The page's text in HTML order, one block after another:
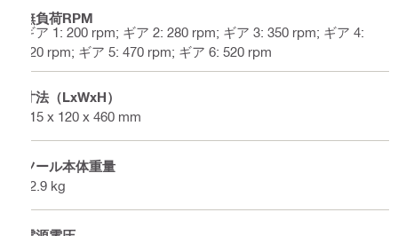
無負荷RPM
ギア 1: 200 rpm; ギア 2: 280 rpm; ギア 3: 350 rpm; ギア 4:
420 rpm; ギア 5: 470 rpm; ギア 6: 520 rpm
寸法（LxWxH）
315 x 120 x 460 mm
ツール本体重量
12.9 kg